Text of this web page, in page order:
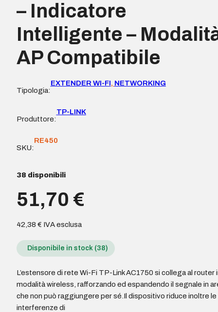
– Indicatore
Intelligente –
AP Compatibile
Tipologia:
EXTENDER WI-FI, NETWORKING
Produttore:
TP-LINK
SKU:
RE450
38 disponibili
51,70 €
42,38 € IVA esclusa
Disponibile in stock (38)
L’estensore di rete Wi-Fi TP-Link AC1750 si collega al router
modalità wireless, rafforzando ed espandendo il segnale in
che non può raggiungere per sé.Il dispositivo riduce inoltre le
interferenze di